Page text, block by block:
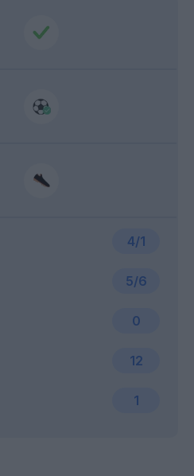
4/1
12
5/6
1
0